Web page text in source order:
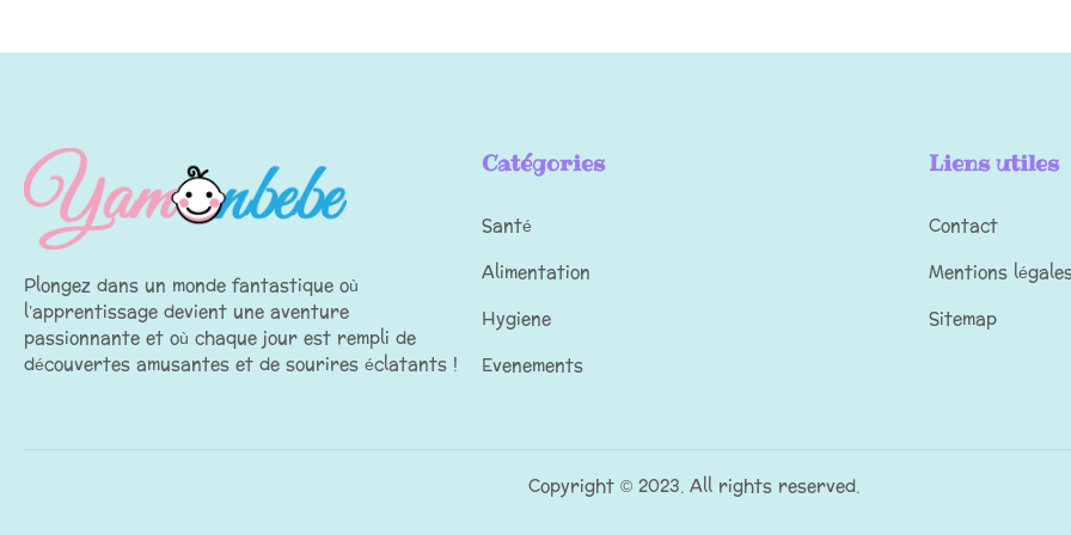
Plongez dans un monde fantastique où
l’apprentissage devient une aventure
passionnante et où chaque jour est rempli de
découvertes amusantes et de sourires éclatants !
Catégories
Santé
Alimentation
Hygiene
Evenements
Liens utiles
Contact
Mentions
Sitemap
Copyright © 2023. All rights reserved.